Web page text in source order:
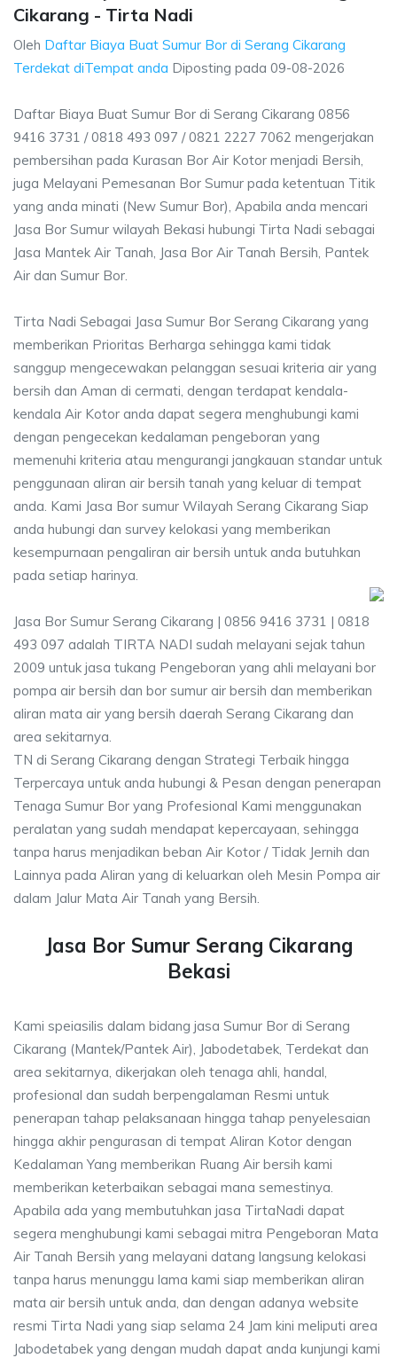
Cikarang - Tirta Nadi
Oleh Daftar Biaya Buat Sumur Bor di Serang Cikarang
Terdekat diTempat anda Diposting pada 09-08-2026
Daftar Biaya Buat Sumur Bor di Serang Cikarang 0856
9416 3731 / 0818 493 097 / 0821 2227 7062 mengerjakan
pembersihan pada Kurasan Bor Air Kotor menjadi Bersih,
juga Melayani Pemesanan Bor Sumur pada ketentuan Titik
yang anda minati (New Sumur Bor), Apabila anda mencari
Jasa Bor Sumur wilayah Bekasi hubungi Tirta Nadi sebagai
Jasa Mantek Air Tanah, Jasa Bor Air Tanah Bersih, Pantek
Air dan Sumur Bor.
Tirta Nadi Sebagai Jasa Sumur Bor Serang Cikarang yang
memberikan Prioritas Berharga sehingga kami tidak
sanggup mengecewakan pelanggan sesuai kriteria air yang
bersih dan Aman di cermati, dengan terdapat kendala-
kendala Air Kotor anda dapat segera menghubungi kami
dengan pengecekan kedalaman pengeboran yang
memenuhi kriteria atau mengurangi jangkauan standar untuk
penggunaan aliran air bersih tanah yang keluar di tempat
anda. Kami Jasa Bor sumur Wilayah Serang Cikarang Siap
anda hubungi dan survey kelokasi yang memberikan
kesempurnaan pengaliran air bersih untuk anda butuhkan
pada setiap harinya.
Jasa Bor Sumur Serang Cikarang | 0856 9416 3731 | 0818
493 097 adalah TIRTA NADI sudah melayani sejak tahun
2009 untuk jasa tukang Pengeboran yang ahli melayani bor
pompa air bersih dan bor sumur air bersih dan memberikan
aliran mata air yang bersih daerah Serang Cikarang dan
area sekitarnya.
TN di Serang Cikarang dengan Strategi Terbaik hingga
Terpercaya untuk anda hubungi & Pesan dengan penerapan
Tenaga Sumur Bor yang Profesional Kami menggunakan
peralatan yang sudah mendapat kepercayaan, sehingga
tanpa harus menjadikan beban Air Kotor / Tidak Jernih dan
Lainnya pada Aliran yang di keluarkan oleh Mesin Pompa air
dalam Jalur Mata Air Tanah yang Bersih.
Jasa Bor Sumur Serang Cikarang
Bekasi
Kami speiasilis dalam bidang jasa Sumur Bor di Serang
Cikarang (Mantek/Pantek Air), Jabodetabek, Terdekat dan
area sekitarnya, dikerjakan oleh tenaga ahli, handal,
profesional dan sudah berpengalaman Resmi untuk
penerapan tahap pelaksanaan hingga tahap penyelesaian
hingga akhir pengurasan di tempat Aliran Kotor dengan
Kedalaman Yang memberikan Ruang Air bersih kami
memberikan keterbaikan sebagai mana semestinya.
Apabila ada yang membutuhkan jasa TirtaNadi dapat
segera menghubungi kami sebagai mitra Pengeboran Mata
Air Tanah Bersih yang melayani datang langsung kelokasi
tanpa harus menunggu lama kami siap memberikan aliran
mata air bersih untuk anda, dan dengan adanya website
resmi Tirta Nadi yang siap selama 24 Jam kini meliputi area
Jabodetabek yang dengan mudah dapat anda kunjungi kami